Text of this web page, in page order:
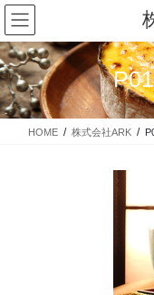
コ
ン
テ
ン
ツ
に
移
ナ
ビ
ゲ
ー
シ
ョ
ン
HOME 株式会社ARK